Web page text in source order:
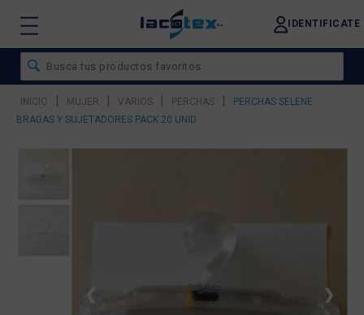
IDENTIFICATE
INICIO | MUJER | VARIOS | PERCHAS |
PERCHAS SELENE
BRAGAS Y SUJETADORES PACK 20 UNID
❮ ❯